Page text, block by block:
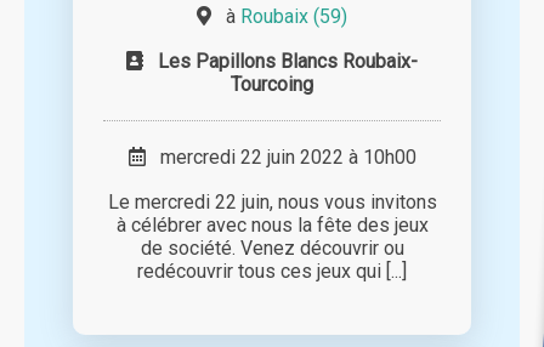
à Roubaix (59)
Les Papillons Blancs Roubaix-
Tourcoing
mercredi 22 juin 2022 à 10h00
Le mercredi 22 juin, nous vous invitons
à célébrer avec nous la fête des jeux
de société. Venez découvrir ou
redécouvrir tous ces jeux qui [...]